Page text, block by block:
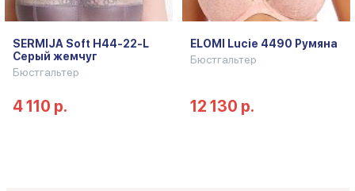
SERMIJA Soft H44-22-L
Серый жемчуг
Бюстгальтер
4 110 р.
ELOMI Lucie 4490 Румяна
Бюстгальтер
12 130 р.